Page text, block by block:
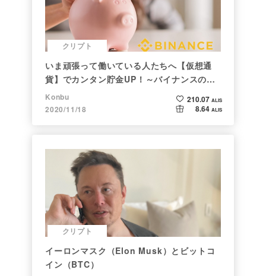
クリプト
いま頑張って働いている人たちへ【仮想通
貨】でカンタン貯金UP！～バイナンスの使
い方初心者編～
Konbu
2020/11/18
210.07 ALIS
8.64 ALIS
クリプト
イーロンマスク（Elon Musk）とビットコ
イン（BTC）